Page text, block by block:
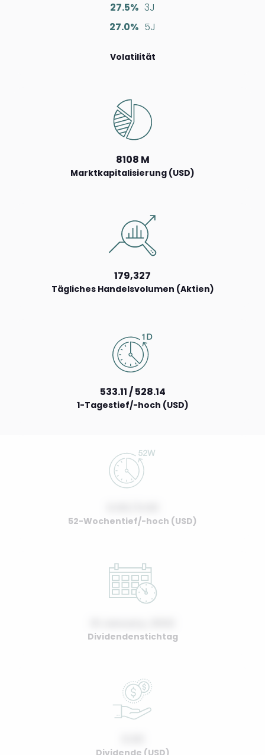
27.5% 3J
27.0% 5J
Volatilität
8108 M
Marktkapitalisierung (USD)
179,327
Tägliches Handelsvolumen (Aktien)
533.11 / 528.14
1-Tagestief/-hoch (USD)
52-Wochentief/-hoch (USD)
Dividendenstichtag